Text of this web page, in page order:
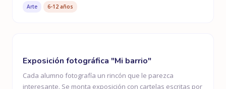
Arte 6-12 años
Exposición fotográfica "Mi barrio"
Cada alumno fotografía un rincón que le parezca
interesante. Se monta exposición con cartelas escritas por